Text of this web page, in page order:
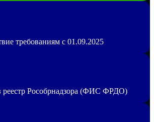
требованиям с 01.09.2025
реестр Рособрнадзора (ФИС ФРДО)